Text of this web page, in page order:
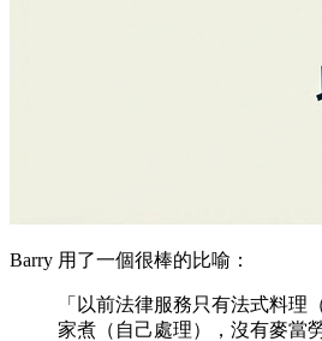
Barry 用了一個很棒的比喻：
「以前法律服務只有法式料理
家煮（自己處理），沒有麥當